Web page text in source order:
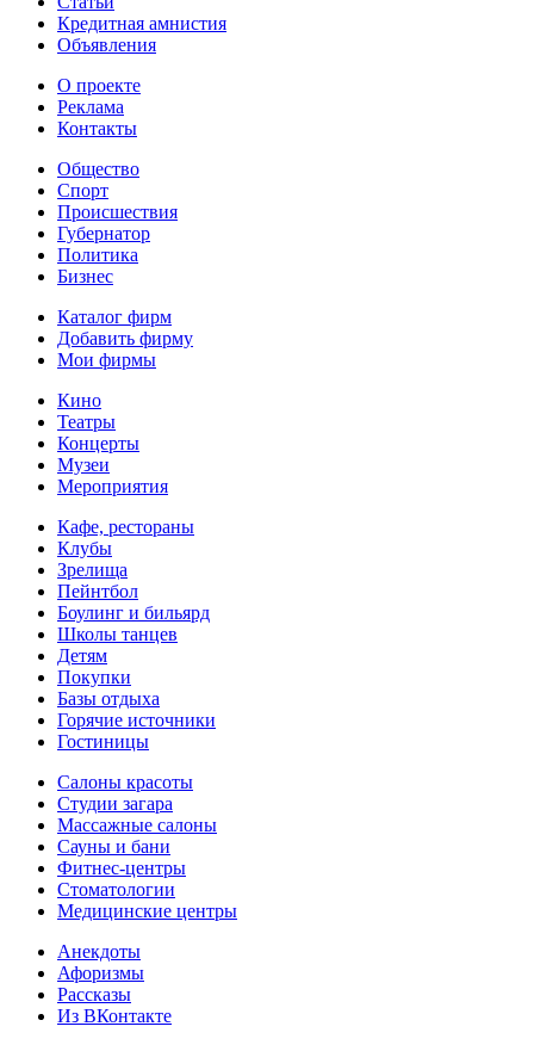
Кредитная амнистия
Объявления
О проекте
Реклама
Контакты
Общество
Спорт
Происшествия
Губернатор
Политика
Бизнес
Каталог фирм
Добавить фирму
Мои фирмы
Кино
Театры
Концерты
Музеи
Мероприятия
Кафе, рестораны
Клубы
Зрелища
Пейнтбол
Боулинг и бильярд
Школы танцев
Детям
Покупки
Базы отдыха
Горячие источники
Гостиницы
Салоны красоты
Студии загара
Массажные салоны
Сауны и бани
Фитнес-центры
Стоматологии
Медицинские центры
Анекдоты
Афоризмы
Рассказы
Из ВКонтакте